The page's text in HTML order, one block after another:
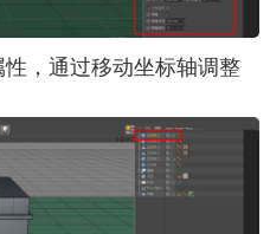
，通过移动坐标轴调整